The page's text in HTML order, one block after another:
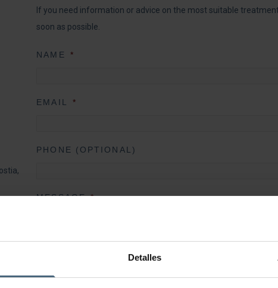
Detalles
If you need information or advice on the most suitable
soon as possible.
NAME *
EMAIL *
PHONE (OPTIONAL)
MESSAGE *